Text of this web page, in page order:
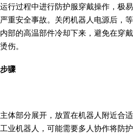
行过程中进行防护服穿戴操作，极易
重安全事故。关闭机器人电源后，等
部的高温部件冷却下来，避免在穿戴
伤。
骤
体部分展开，放置在机器人附近合适
业机器人，可能需要多人协作将防护